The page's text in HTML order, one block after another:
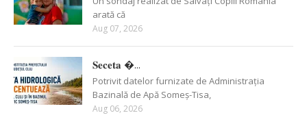
arată că
Aug 07, 2026
𝐒𝐞𝐜𝐞𝐭𝐚 �...
Potrivit datelor furnizate de Administrația
Bazinală de Apă Someș-Tisa,
Aug 06, 2026